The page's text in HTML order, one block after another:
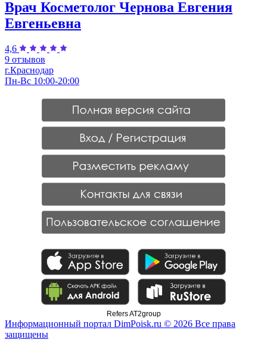
Врач Косметолог Чернова Евгения
Евгеньевна
4,6
9 отзывов
г.Краснодар
Пн-Вс 10:00-20:00
Refers AT2group
Информационный портал DimPoisk.ru © 2026 Все права
защищены